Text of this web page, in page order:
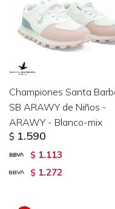
Championes Santa
SB ARAWY de Niños -
ARAWY - Blanco-mix
$ 1.590
$ 1.113
$ 1.272